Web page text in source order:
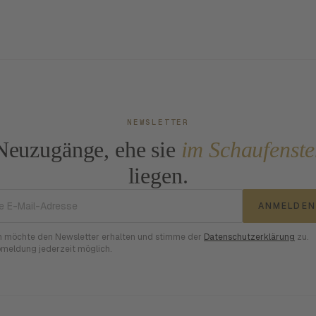
NEWSLETTER
ehe sie im
liegen.
ANMELDEN
möchte den Newsletter erhalten und stimme der Datenschutzerklärung zu.
jederzeit möglich.